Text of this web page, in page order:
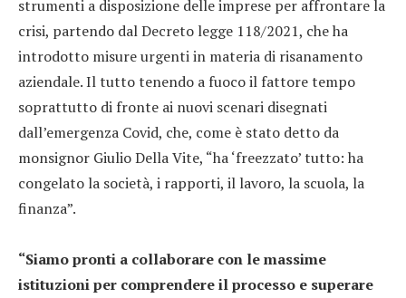
strumenti a disposizione delle imprese per affrontare la
crisi, partendo dal Decreto legge 118/2021, che ha
introdotto misure urgenti in materia di risanamento
aziendale. Il tutto tenendo a fuoco il fattore tempo
soprattutto di fronte ai nuovi scenari disegnati
dall’emergenza Covid, che, come è stato detto da
monsignor Giulio Della Vite, “ha ‘freezzato’ tutto: ha
congelato la società, i rapporti, il lavoro, la scuola, la
finanza”.
“Siamo pronti a collaborare con le massime
istituzioni per comprendere il processo e superare